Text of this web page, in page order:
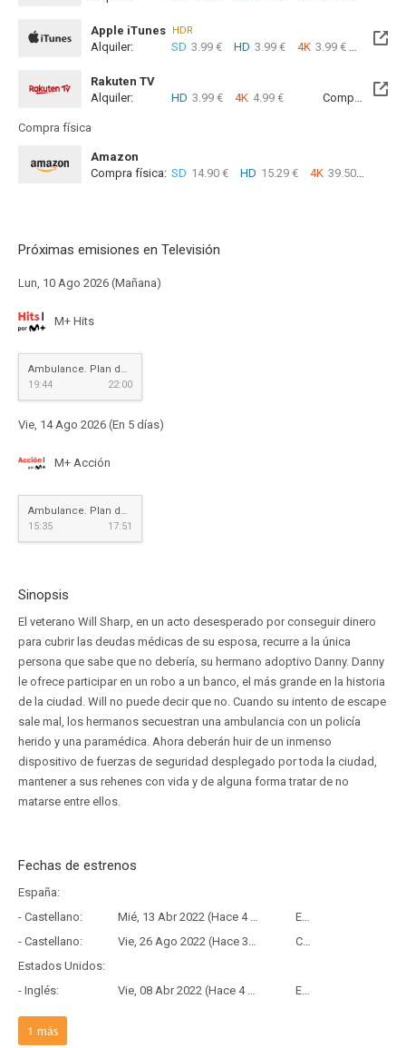
Apple iTunes HDR
Alquiler: SD 3.99 € HD 3.99 € 4K 3.99 €
Rakuten TV
Alquiler:
HD 3.99 € 4K 4.99 € Compra: SD
Compra física
Amazon
Compra física: SD 14.90 € HD 15.29 € 4K 39.50 €
Próximas emisiones en Televisión
Lun, 10 Ago 2026 (Mañana)
M+ Hits
Ambulance. Plan de huida
19:44
22:00
Vie, 14 Ago 2026 (En 5 días)
M+ Acción
Ambulance. Plan de huida
15:35
17:51
Sinopsis
El veterano Will Sharp, en un acto desesperado por conseguir dinero
para cubrir las deudas médicas de su esposa, recurre a la única
persona que sabe que no debería, su hermano adoptivo Danny. Danny
le ofrece participar en un robo a un banco, el más grande en la historia
de la ciudad. Will no puede decir que no. Cuando su intento de escape
sale mal, los hermanos secuestran una ambulancia con un policía
herido y una paramédica. Ahora deberán huir de un inmenso
dispositivo de fuerzas de seguridad desplegado por toda la ciudad,
mantener a sus rehenes con vida y de alguna forma tratar de no
matarse entre ellos.
Fechas de estrenos
España:
- Castellano:
Mié, 13 Abr 2022 (Hace 4 años y 3 meses)
Estreno
- Castellano:
Vie, 26 Ago 2022 (Hace 3 años y 11 meses)
Copia Física
Estados Unidos:
- Inglés:
Vie, 08 Abr 2022 (Hace 4 años y 4 meses)
Estreno
Francia:
- Frances:
1 más